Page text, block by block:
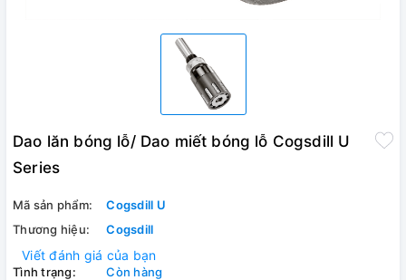
Dao lăn bóng lỗ/ Dao miết bóng lỗ Cogsdill U
Series
Mã sản phẩm:
Cogsdill U
Thương hiệu:
Cogsdill
Viết đánh giá của bạn
Tình trạng: Còn hàng